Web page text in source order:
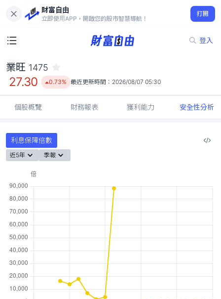
財富自由
立即使用APP，開啟您的股市智慧導航！
打開
登入
27.30
0.73%
業旺 1475
27.30 0.73% 最近更新時間： 2026/08/07 05:30
個股概覽 財務報表 獲利能力 安全性分析
利息保障倍數
近5年 季報